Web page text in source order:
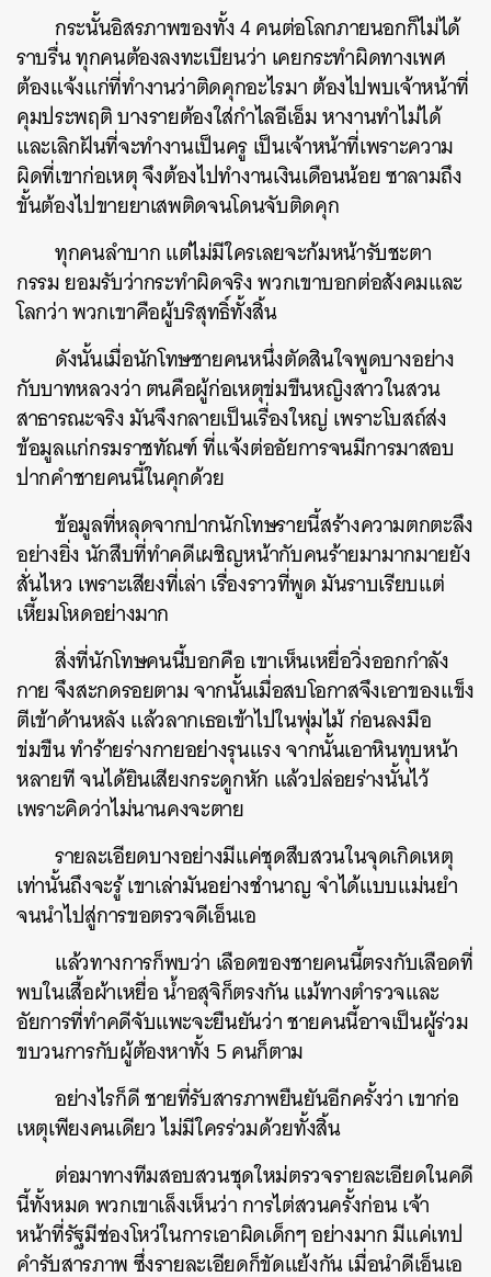
กระนั้นอิสรภาพของทั้ง 4 คนต่อโลกภายนอกก็ไม่ได้
ราบรื่น ทุกคนต้องลงทะเบียนว่า เคยกระทำผิดทางเพศ
ต้องแจ้งแก่ที่ทำงานว่าติดคุกอะไรมา ต้องไปพบเจ้าหน้าที่
คุมประพฤติ บางรายต้องใส่กำไลอีเอ็ม หางานทำไม่ได้
และเลิกฝันที่จะทำงานเป็นครู เป็นเจ้าหน้าที่เพราะความ
ผิดที่เขาก่อเหตุ จึงต้องไปทำงานเงินเดือนน้อย ซาลามถึง
ขั้นต้องไปขายยาเสพติดจนโดนจับติดคุก
ทุกคนลำบาก แต่ไม่มีใครเลยจะก้มหน้ารับชะตา
กรรม ยอมรับว่ากระทำผิดจริง พวกเขาบอกต่อสังคมและ
โลกว่า พวกเขาคือผู้บริสุทธิ์ทั้งสิ้น
ดังนั้นเมื่อนักโทษชายคนหนึ่งตัดสินใจพูดบางอย่าง
กับบาทหลวงว่า ตนคือผู้ก่อเหตุข่มขืนหญิงสาวในสวน
สาธารณะจริง มันจึงกลายเป็นเรื่องใหญ่ เพราะโบสถ์ส่ง
ข้อมูลแก่กรมราชทัณฑ์ ที่แจ้งต่ออัยการจนมีการมาสอบ
ปากคำชายคนนี้ในคุกด้วย
ข้อมูลที่หลุดจากปากนักโทษรายนี้สร้างความตกตะลึง
อย่างยิ่ง นักสืบที่ทำคดีเผชิญหน้ากับคนร้ายมามากมายยัง
สั่นไหว เพราะเสียงที่เล่า เรื่องราวที่พูด มันราบเรียบแต่
เหี้ยมโหดอย่างมาก
สิ่งที่นักโทษคนนี้บอกคือ เขาเห็นเหยื่อวิ่งออกกำลัง
กาย จึงสะกดรอยตาม จากนั้นเมื่อสบโอกาสจึงเอาของแข็ง
ตีเข้าด้านหลัง แล้วลากเธอเข้าไปในพุ่มไม้ ก่อนลงมือ
ข่มขืน ทำร้ายร่างกายอย่างรุนแรง จากนั้นเอาหินทุบหน้า
หลายที จนได้ยินเสียงกระดูกหัก แล้วปล่อยร่างนั้นไว้
เพราะคิดว่าไม่นานคงจะตาย
รายละเอียดบางอย่างมีแค่ชุดสืบสวนในจุดเกิดเหตุ
เท่านั้นถึงจะรู้ เขาเล่ามันอย่างชำนาญ จำได้แบบแม่นยำ
จนนำไปสู่การขอตรวจดีเอ็นเอ
แล้วทางการก็พบว่า เลือดของชายคนนี้ตรงกับเลือดที่
พบในเสื้อผ้าเหยื่อ น้ำอสุจิก็ตรงกัน แม้ทางตำรวจและ
อัยการที่ทำคดีจับแพะจะยืนยันว่า ชายคนนี้อาจเป็นผู้ร่วม
ขบวนการกับผู้ต้องหาทั้ง 5 คนก็ตาม
อย่างไรก็ดี ชายที่รับสารภาพยืนยันอีกครั้งว่า เขาก่อ
เหตุเพียงคนเดียว ไม่มีใครร่วมด้วยทั้งสิ้น
ต่อมาทางทีมสอบสวนชุดใหม่ตรวจรายละเอียดในคดี
นี้ทั้งหมด พวกเขาเล็งเห็นว่า การไต่สวนครั้งก่อน เจ้า
หน้าที่รัฐมีช่องโหว่ในการเอาผิดเด็กๆ อย่างมาก มีแค่เทป
คำรับสารภาพ ซึ่งรายละเอียดก็ขัดแย้งกัน เมื่อนำดีเอ็นเอ